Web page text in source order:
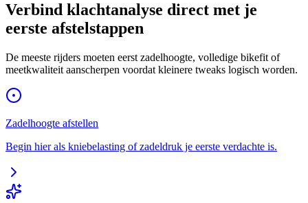
Verbind klachtanalyse direct met je
eerste afstelstappen
De meeste rijders moeten eerst zadelhoogte, volledige bikefit of
meetkwaliteit aanscherpen voordat kleinere tweaks logisch worden.
Zadelhoogte afstellen
Begin hier als kniebelasting of zadeldruk je eerste verdachte is.